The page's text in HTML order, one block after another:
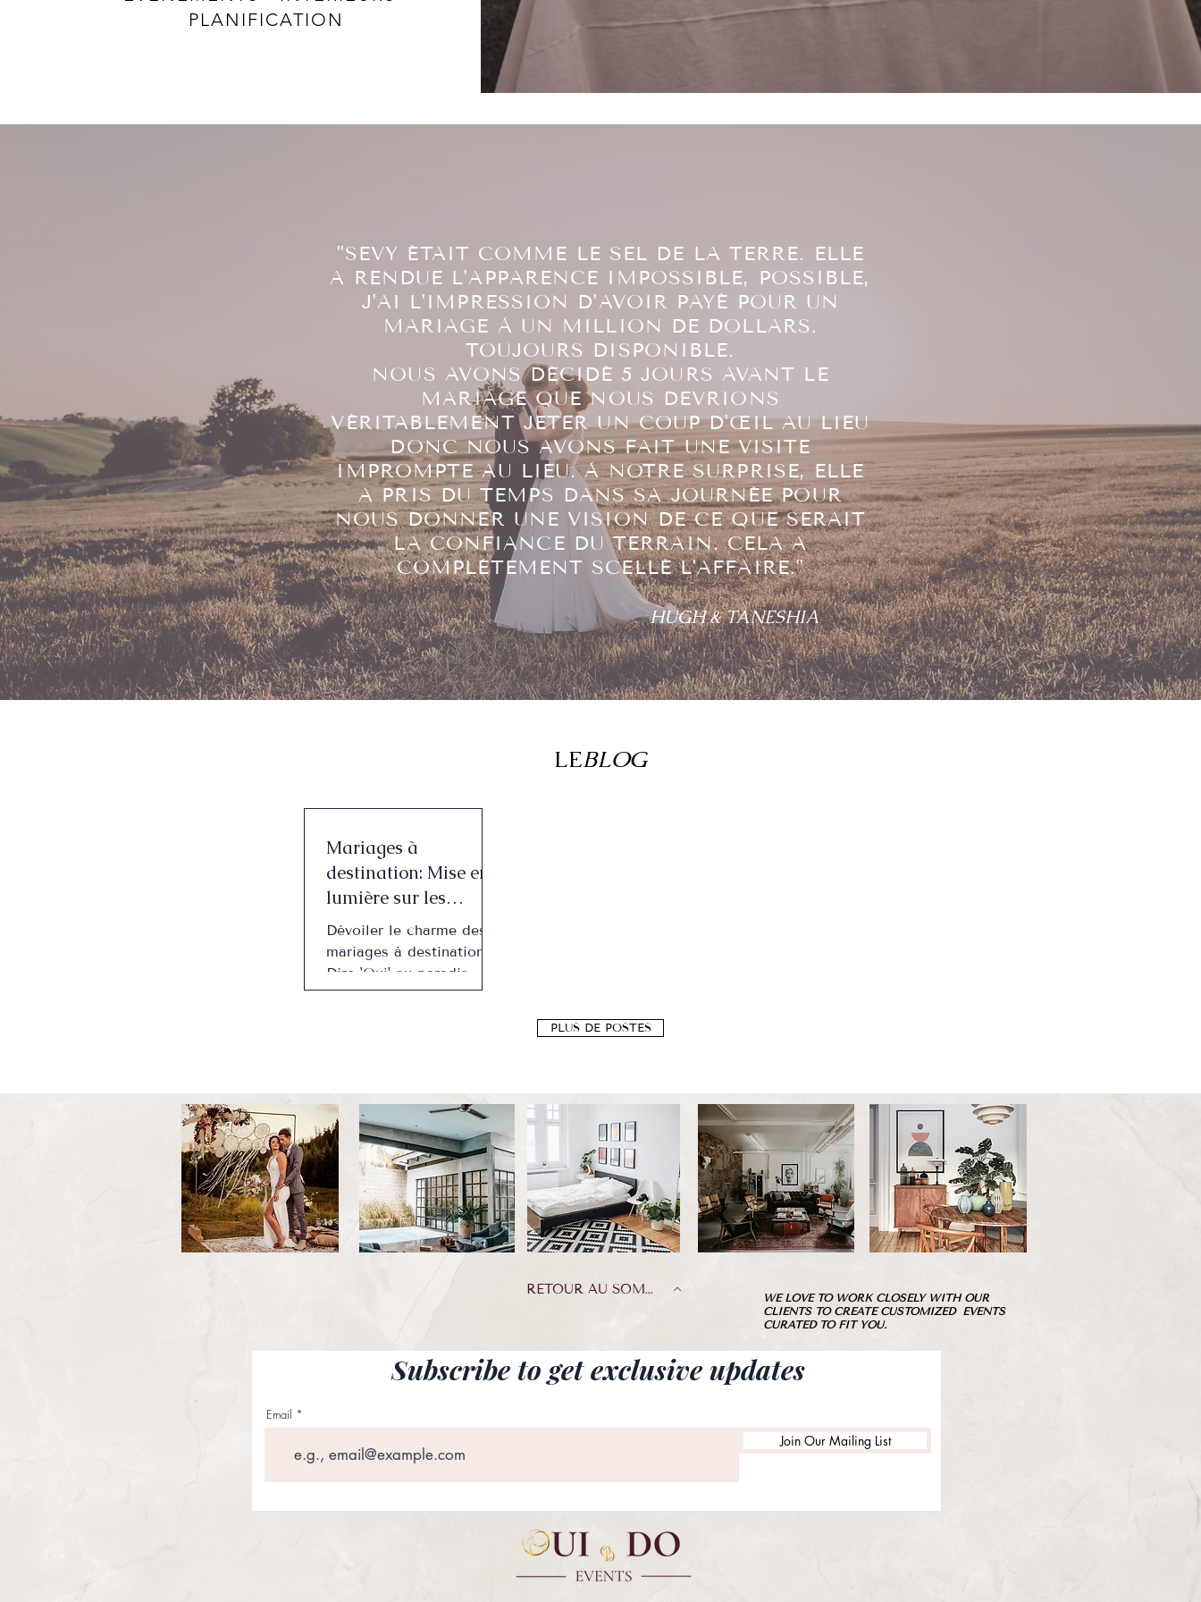
PLANIFICATION
"SEVY ÉTAIT COMME LE SEL DE LA TERRE. ELLE
A RENDUE L'APPARENCE IMPOSSIBLE, POSSIBLE,
J'AI L'IMPRESSION D'AVOIR PAYÉ POUR UN
MARIAGE À UN MILLION DE DOLLARS.
TOUJOURS DISPONIBLE.
NOUS AVONS DÉCIDÉ 5 JOURS AVANT LE
MARIAGE QUE NOUS DEVRIONS
VÉRITABLEMENT JETER UN COUP D'ŒIL AU LIEU
DONC NOUS AVONS FAIT UNE VISITE
IMPROMPTE AU LIEU. À NOTRE SURPRISE, ELLE
A PRIS DU TEMPS DANS SA JOURNÉE POUR
NOUS DONNER UNE VISION DE CE QUE SERAIT
LA CONFIANCE DU TERRAIN. CELA A
COMPLÈTEMENT SCELLÉ L'AFFAIRE."
HUGH & TANESHIA
LEBLOG
Mariages à
destination: Mise en
lumière sur les
mariages
romantiques en
Provence - France
Dévoiler le charme des
mariages à destination :
Dire 'Oui' au paradis.
Célébrez l'amour au
PLUS DE POSTES
RETOUR AU SOMMET
Subscribe to get exclusive updates
Email
Join Our Mailing List
WE LOVE TO WORK CLOSELY WITH OUR
CLIENTS TO CREATE CUSTOMIZED EVENTS
CURATED TO FIT YOU.